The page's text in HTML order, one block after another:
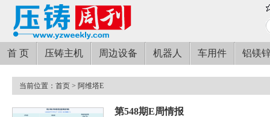
首 页 压铸主机 周边设备 机器人 车用件 铝镁
当前位置： 首页 > 阿维塔E
第548期E周情报